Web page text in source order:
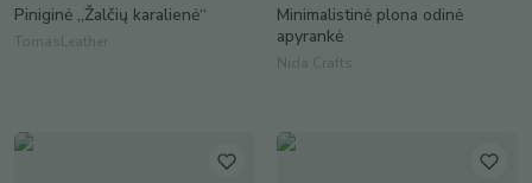
Piniginė „Žalčių karalienė“
TomasLeather
Minimalistinė plona odinė
apyrankė
Nida Crafts